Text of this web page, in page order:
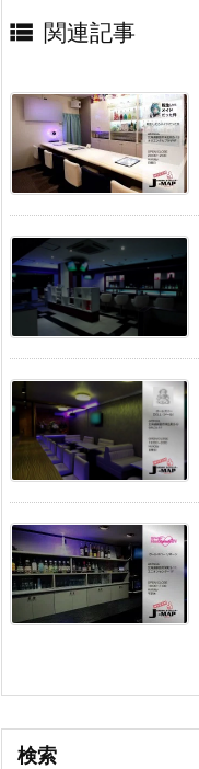
 関連記事
検索